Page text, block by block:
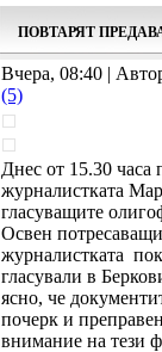
ПОВТАРЯТ
Вчера, 08:40 |
(5)
Днес от 15.30 часа
журналистката
гласуващите
Освен
журналистката
гласували в
ясно, че
почерк и
внимание на тези